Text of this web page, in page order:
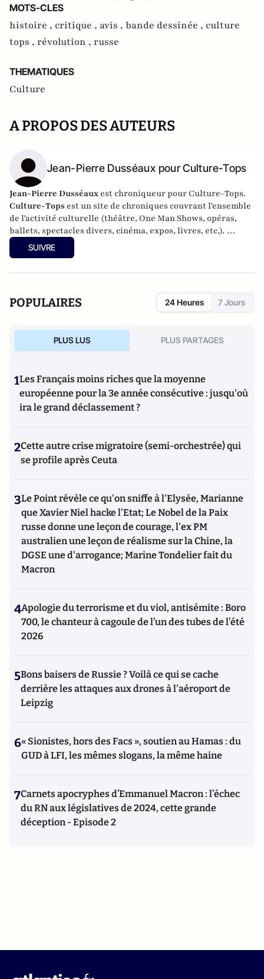
MOTS-CLES
histoire , critique , avis , bande dessinée , culture
tops , révolution , russe
THEMATIQUES
Culture
A PROPOS DES AUTEURS
Jean-Pierre Dusséaux pour Culture-Tops
Jean-Pierre Dusséaux est chroniqueur pour Culture-Tops.
Culture-Tops est un site de chroniques couvrant l'ensemble
de l'activité culturelle (théâtre, One Man Shows, opéras,
ballets, spectacles divers, cinéma, expos, livres, etc.).
Culture-Tops a été créé en novembre 2013 par Jacques
Paugam , journaliste et écrivain, et son fils, Gabriel
SUIVRE
POPULAIRES 24 Heures 7 Jours
PLUS LUS PLUS PARTAGES
1Les Français moins riches que la moyenne
européenne pour la 3e année consécutive : jusqu'où
ira le grand déclassement ?
2Cette autre crise migratoire (semi-orchestrée) qui
se profile après Ceuta
3Le Point révèle ce qu'on sniffe à l'Elysée, Marianne
que Xavier Niel hacke l'Etat; Le Nobel de la Paix
russe donne une leçon de courage, l'ex PM
australien une leçon de réalisme sur la Chine, la
DGSE une d'arrogance; Marine Tondelier fait du
Macron
4Apologie du terrorisme et du viol, antisémite : Boro
700, le chanteur à cagoule de l’un des tubes de l’été
2026
5Bons baisers de Russie ? Voilà ce qui se cache
derrière les attaques aux drones à l'aéroport de
Leipzig
6« Sionistes, hors des Facs », soutien au Hamas : du
GUD à LFI, les mêmes slogans, la même haine
7Carnets apocryphes d’Emmanuel Macron : l’échec
du RN aux législatives de 2024, cette grande
déception - Episode 2